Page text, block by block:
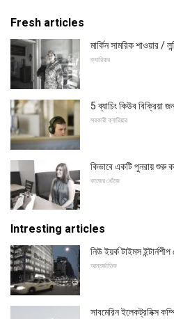
Fresh articles
মার্কিন সামরিক শাওয়ার /
ক্যারিয়ার
5 ব্যাচিং কিউব বিক্রিয়া
সরকারী ক্যারিয়ার
কিভাবে একটি পুনরায় শুরু
কাজের খোঁজে
Intresting articles
নিউ ইয়র্ক টাইমস
আন্তর্জাতিক
সাবমেরিন ইলেকট্রনিক্স